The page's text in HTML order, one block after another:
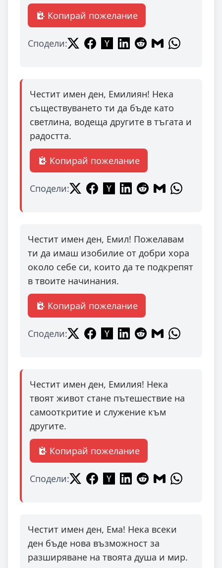
Копирай пожелание
Сподели:
Честит имен ден, Емилиян! Нека
съществуването ти да бъде като
светлина, водеща другите в тъгата и
радостта.
Копирай пожелание
Сподели:
Честит имен ден, Емил! Пожелавам
ти да имаш изобилие от добри хора
около себе си, които да те подкрепят
в твоите начинания.
Копирай пожелание
Сподели:
Честит имен ден, Емилия! Нека
твоят живот стане пътешествие на
самооткритие и служение към
другите.
Копирай пожелание
Сподели:
Честит имен ден, Ема! Нека всеки
ден бъде нова възможност за
разширяване на твоята душа и мир.